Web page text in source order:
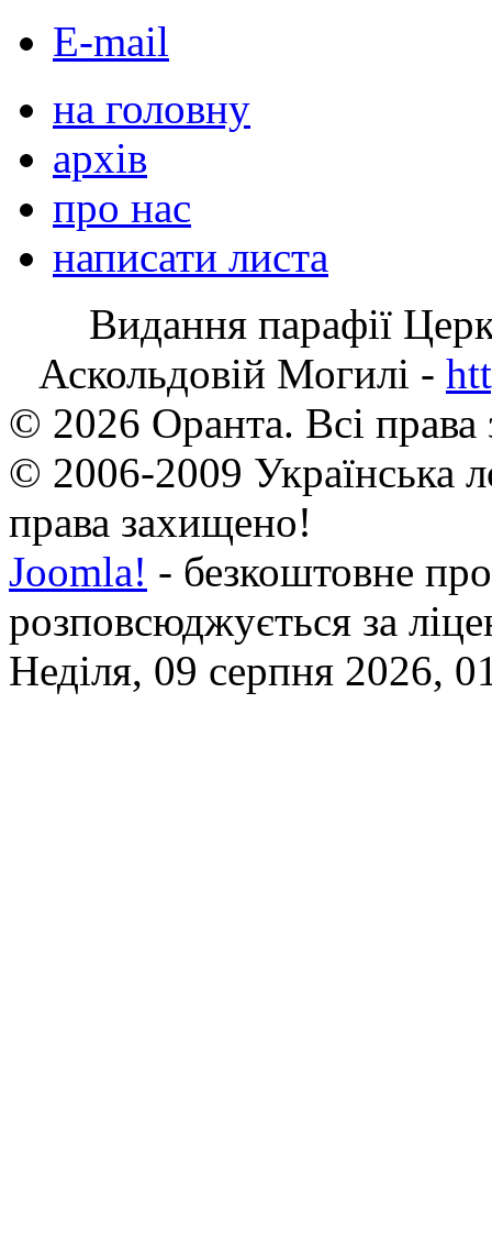
E-mail
на головну
архів
про нас
написати листа
Видання парафії
Аскольдовій Могилі -
© 2026 Оранта. Всі
© 2006-2009 Українська
права захищено!
Joomla! - безкоштовне
розповсюджується за
Неділя, 09 серпня 2026,